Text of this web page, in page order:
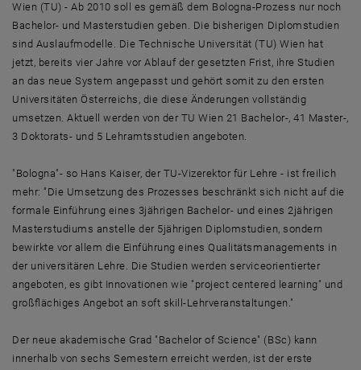
Wien (TU) - Ab 2010 soll es gemäß dem Bologna-Prozess nur noch
Bachelor- und Masterstudien geben. Die bisherigen Diplomstudien
sind Auslaufmodelle. Die Technische Universität (TU) Wien hat
jetzt, bereits vier Jahre vor Ablauf der gesetzten Frist, ihre Studien
an das neue System angepasst und gehört somit zu den ersten
Universitäten Österreichs, die diese Änderungen vollständig
umsetzen. Aktuell werden von der TU Wien 21 Bachelor-, 41 Master-,
3 Doktorats- und 5 Lehramtsstudien angeboten.
"Bologna"- so Hans Kaiser, der TU-Vizerektor für Lehre - ist freilich
mehr: "Die Umsetzung des Prozesses beschränkt sich nicht auf die
formale Einführung eines 3jährigen Bachelor- und eines 2jährigen
Masterstudiums anstelle der 5jährigen Diplomstudien, sondern
bewirkte vor allem die Einführung eines Qualitätsmanagements in
der universitären Lehre. Die Studien werden serviceorientierter
angeboten, es gibt Innovationen wie "project centered learning" und
großflächiges Angebot an soft skill-Lehrveranstaltungen."
Der neue akademische Grad "Bachelor of Science" (BSc) kann
innerhalb von sechs Semestern erreicht werden, ist der erste